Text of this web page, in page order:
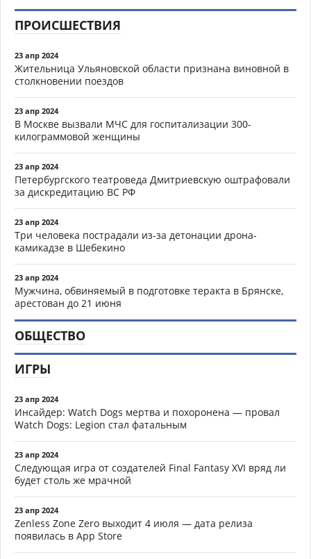
ПРОИСШЕСТВИЯ
23 апр 2024
Жительница Ульяновской области признана виновной в
столкновении поездов
23 апр 2024
В Москве вызвали МЧС для госпитализации 300-
килограммовой женщины
23 апр 2024
Петербургского театроведа Дмитриевскую оштрафовали
за дискредитацию ВС РФ
23 апр 2024
Три человека пострадали из-за детонации дрона-
камикадзе в Шебекино
23 апр 2024
Мужчина, обвиняемый в подготовке теракта в Брянске,
арестован до 21 июня
ОБЩЕСТВО
ИГРЫ
23 апр 2024
Инсайдер: Watch Dogs мертва и похоронена — провал
Watch Dogs: Legion стал фатальным
23 апр 2024
Следующая игра от создателей Final Fantasy XVI вряд ли
будет столь же мрачной
23 апр 2024
Zenless Zone Zero выходит 4 июля — дата релиза
появилась в App Store